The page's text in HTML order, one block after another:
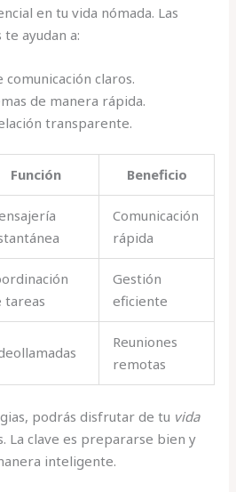
en tu vida nómada. Las
ayudan a:
comunicación claros.
de manera rápida.
transparente.
Función Beneficio
Comunicación
rápida
tareas
Gestión
eficiente
Reuniones
remotas
podrás disfrutar de tu vida
La clave es prepararse bien y
inteligente.